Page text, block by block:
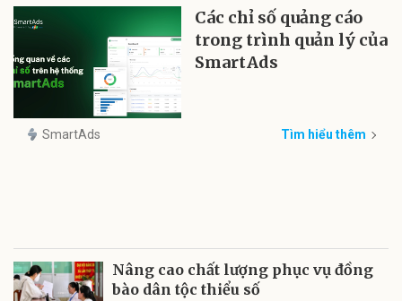
Các chỉ số quảng cáo
trong trình quản lý của
SmartAds
SmartAds Tìm hiểu thêm
Nâng cao chất lượng phục vụ đồng
bào dân tộc thiểu số